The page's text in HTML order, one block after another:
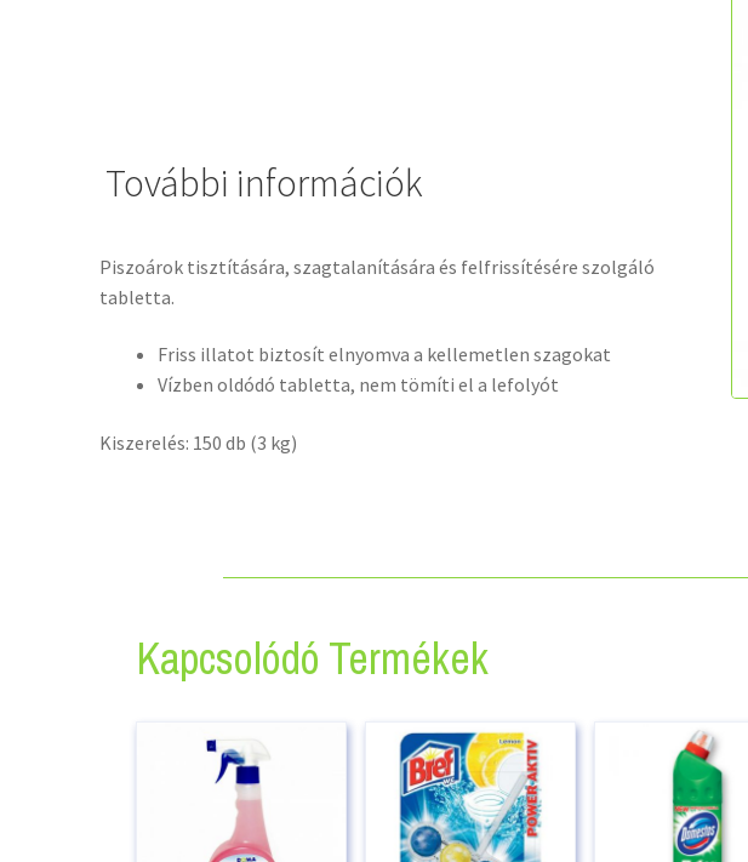
További információk
Piszoárok tisztítására, szagtalanítására és felfrissítésére szolgáló
tabletta.
Friss illatot biztosít elnyomva a kellemetlen szagokat
Vízben oldódó tabletta, nem tömíti el a lefolyót
Kiszerelés: 150 db (3 kg)
Kapcsolódó Termékek